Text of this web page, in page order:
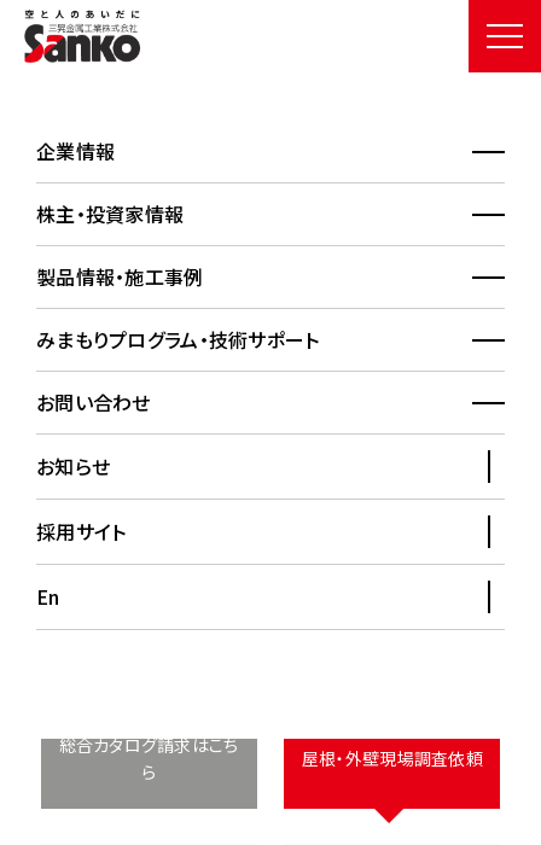
企業情報
株主・投資家情報
製品情報・施工事例
みまもりプログラム・技術サポート
お問い合わせ
お知らせ
採用サイト
En
各種お問い合わせ・ご依
頼フォーム
HOME
お問い合わせ
各種お問い合わせ・ご依頼フォーム
お問い合わせ・総合カタログ請求を受け付けております。
「個人情報保護方針」をご理解、同意いただいたうえでご入力く
※セールス目的でのお問い合わせは、固くお断りしております。
よくあるご質問はこちら
総合カタログ請求はこち
ら
屋根・外壁現場調査依頼